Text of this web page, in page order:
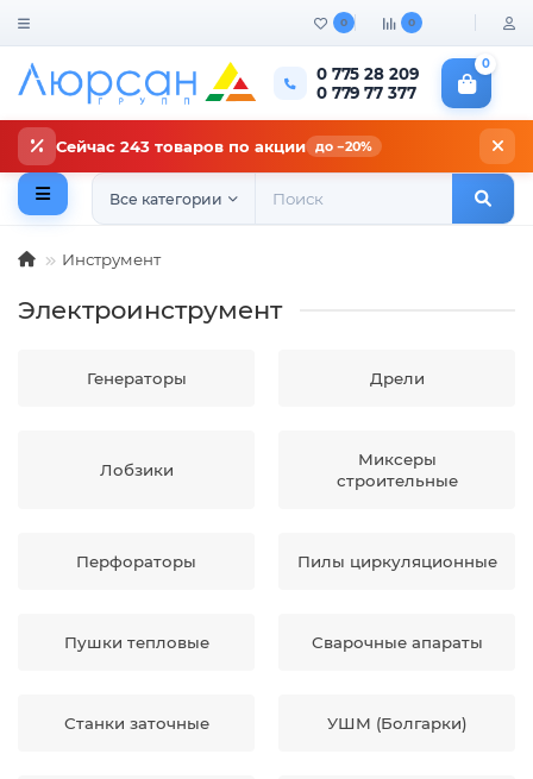
0 0
0 775 28 209
0 779 77 377
0
Сейчас 243 товаров по акции до −20%
Все категории
Инструмент
Электроинструмент
Генераторы Дрели
Лобзики
Миксеры
строительные
Перфораторы Пилы циркуляционные
Пушки тепловые Сварочные апараты
Станки заточные УШМ (Болгарки)